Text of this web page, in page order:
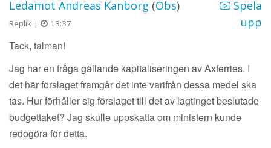
Ledamot Andreas Kanborg (Obs)
Replik | 13:37
Spela
upp
Tack, talman!
Jag har en fråga gällande kapitaliseringen av Axferries. I
det här förslaget framgår det inte varifrån dessa medel ska
tas. Hur förhåller sig förslaget till det av lagtinget beslutade
budgettaket? Jag skulle uppskatta om ministern kunde
redogöra för detta.